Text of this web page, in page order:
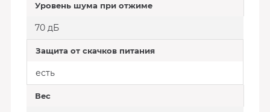
Уровень шума при отжиме
70 дБ
Защита от скачков питания
есть
Вес